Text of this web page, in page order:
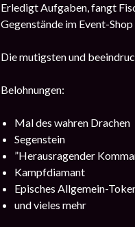
Erledigt Aufgaben, fangt
Gegenstände im Event-Shop
Die mutigsten und
Belohnungen:
Mal des wahren Drachen
Segenstein
”Herausragender
Kampfdiamant
Episches Allgemein-
und vieles mehr